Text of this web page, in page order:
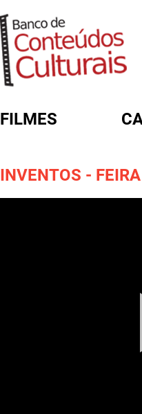
FILMES
INVENTOS -